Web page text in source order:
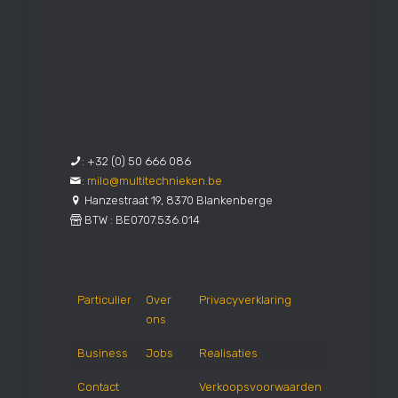
: +32 (0) 50 666 086
: milo@multitechnieken.be
Hanzestraat 19, 8370 Blankenberge
BTW : BE0707.536.014
Particulier
Over
ons
Privacyverklaring
Business Jobs Realisaties
Contact Verkoopsvoorwaarden